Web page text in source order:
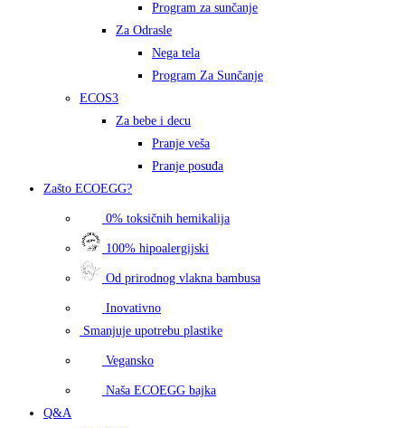
Program za sunčanje
Za Odrasle
Nega tela
Program Za Sunčanje
ECOS3
Za bebe i decu
Pranje veša
Pranje posuđa
Zašto ECOEGG?
0% toksičnih hemikalija
100% hipoalergijski
Od prirodnog vlakna bambusa
Inovativno
Smanjuje upotrebu plastike
Vegansko
Naša ECOEGG bajka
Q&A